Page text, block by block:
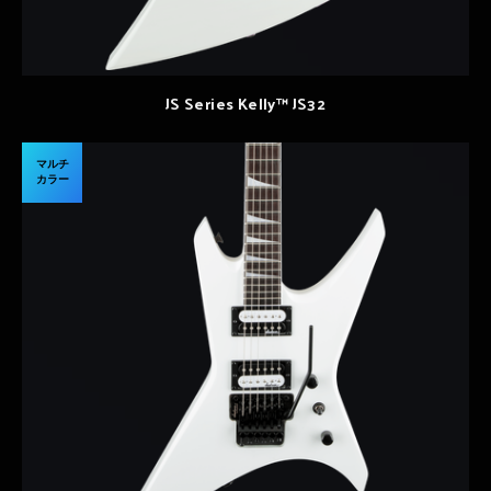
JS Series Kelly™ JS32
マルチ
カラー